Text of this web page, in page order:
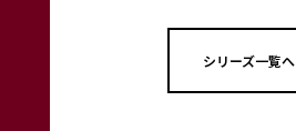
シリーズ一覧へ